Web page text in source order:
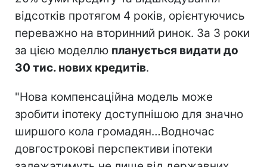
відсотків протягом 4 років, орієнтуючись
переважно на вторинний ринок. За 3 роки
за цією моделлю планується видати до
30 тис. нових кредитів.
"Нова компенсаційна модель може
зробити іпотеку доступнішою для значно
ширшого кола громадян…Водночас
довгострокові перспективи іпотеки